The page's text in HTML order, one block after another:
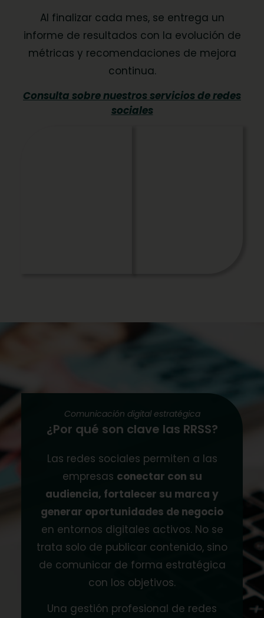
Al finalizar cada mes, se entrega un
informe de resultados con la evolución de
métricas y recomendaciones de mejora
continua.
Consulta sobre nuestros servicios de redes
sociales
Comunicación digital estratégica
¿Por qué son clave las RRSS?
Las redes sociales permiten a las
empresas conectar con su
audiencia, fortalecer su marca y
generar oportunidades de negocio
en entornos digitales activos. No se
trata solo de publicar contenido, sino
de comunicar de forma estratégica
con los objetivos.
Una gestión profesional de redes